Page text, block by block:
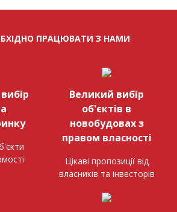
ПРАЦЮВАТИ З НАМИ
Великий вибір
об'єктів в
новобудовах з
правом власності
Цікаві пропозиції від
власників та інвесторів